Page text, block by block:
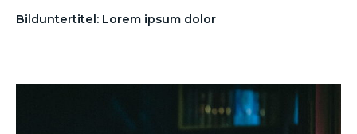
Bilduntertitel: Lorem ipsum dolor